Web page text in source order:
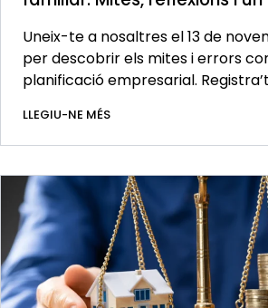
Uneix-te a nosaltres el 13 de
per descobrir els mites i errors
planificació empresarial.
LLEGIU-NE MÉS